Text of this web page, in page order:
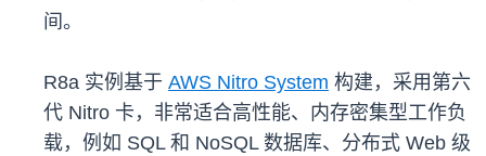
间。
R8a 实例基于 AWS Nitro System 构建，采用第六
代 Nitro 卡，非常适合高性能、内存密集型工作负
载，例如 SQL 和 NoSQL 数据库、分布式 Web 级